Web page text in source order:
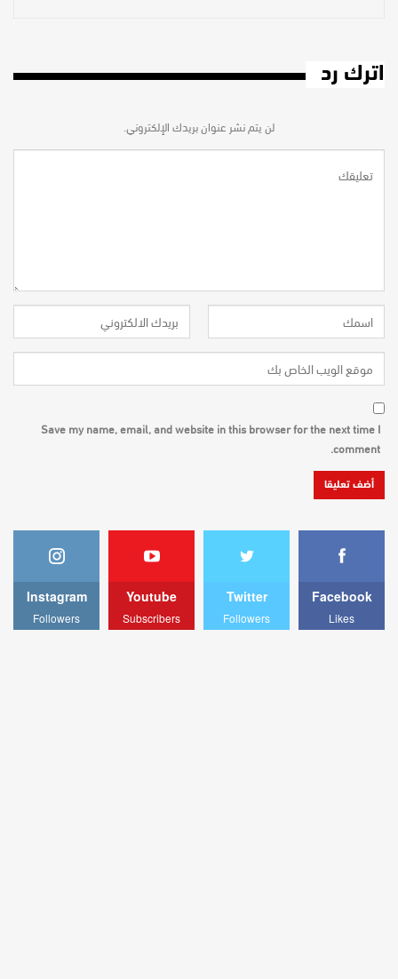
اترك رد
لن يتم نشر عنوان بريدك الإلكتروني.
Save my name, email, and website in this browser for the next time I
comment.
Facebook
Likes
Twitter
Followers
Youtube
Subscribers
Instagram
Followers